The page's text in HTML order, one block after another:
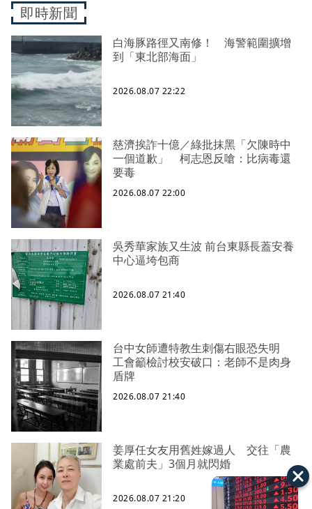
即時新聞
白海豚路徑又南修！ 海警範圍擴增
到「東北部海面」
2026.08.07 22:22
慈濟挨詐十億／綠批抹黑「欠陳時中
一個道歉」 柯志恩反嗆：比病毒還
要毒
2026.08.07 22:00
吳秀華家族又生波 前台東縣長蓋安養
中心逼垮包商
2026.08.07 21:40
台中女師遭特教生刺傷右眼恐失明
工會籲檢討校安破口：老師不是肉身
盾牌
2026.08.07 21:40
姜厚任女友用舊姓嫁過人 交往「農
業處前夫」3個月就閃婚
2026.08.07 21:20